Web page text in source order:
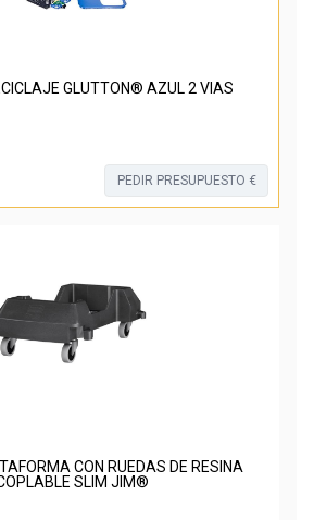
GLUTTON® AZUL 2 VIAS
PEDIR PRESUPUESTO €
CON RUEDAS DE RESINA
SLIM JIM®